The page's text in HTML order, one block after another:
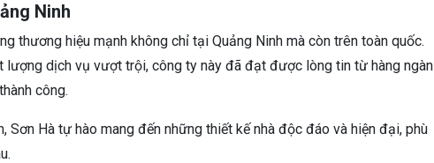
Ninh
thương hiệu mạnh không chỉ tại Quảng Ninh mà còn trên toàn quốc.
dịch vụ vượt trội, công ty này đã đạt được lòng tin từ hàng ngàn
công.
Sơn Hà tự hào mang đến những thiết kế nhà độc đáo và hiện đại, phù